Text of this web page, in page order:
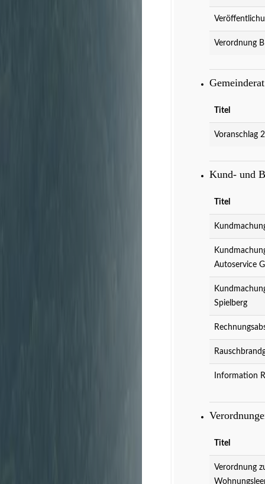
Verordnung
Titel
Voranschlag
Kund- und
Titel
Autoservice
Spielberg
Information
Titel
Verordnung